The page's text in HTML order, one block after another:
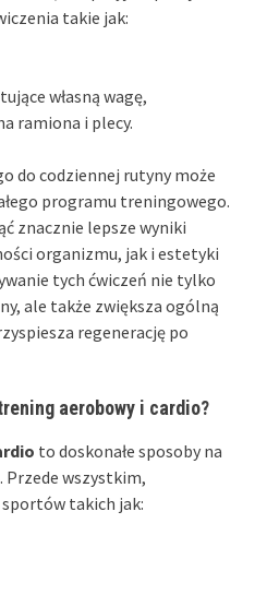
takie jak:
własną wagę,
ramiona i plecy.
do codziennej rutyny może
programu treningowego.
znacznie lepsze wyniki
organizmu, jak i estetyki
tych ćwiczeń nie tylko
ale także zwiększa ogólną
regenerację po
aerobowy i cardio?
to doskonałe sposoby na
Przede wszystkim,
takich jak: